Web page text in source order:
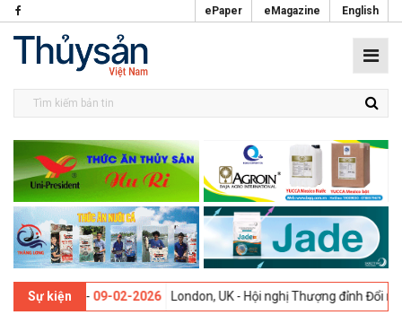
ePaper eMagazine English
Sự kiện
lần thứ 13 -09-02-2026 London, UK - Hội nghị Thượng đỉnh Đổi mới